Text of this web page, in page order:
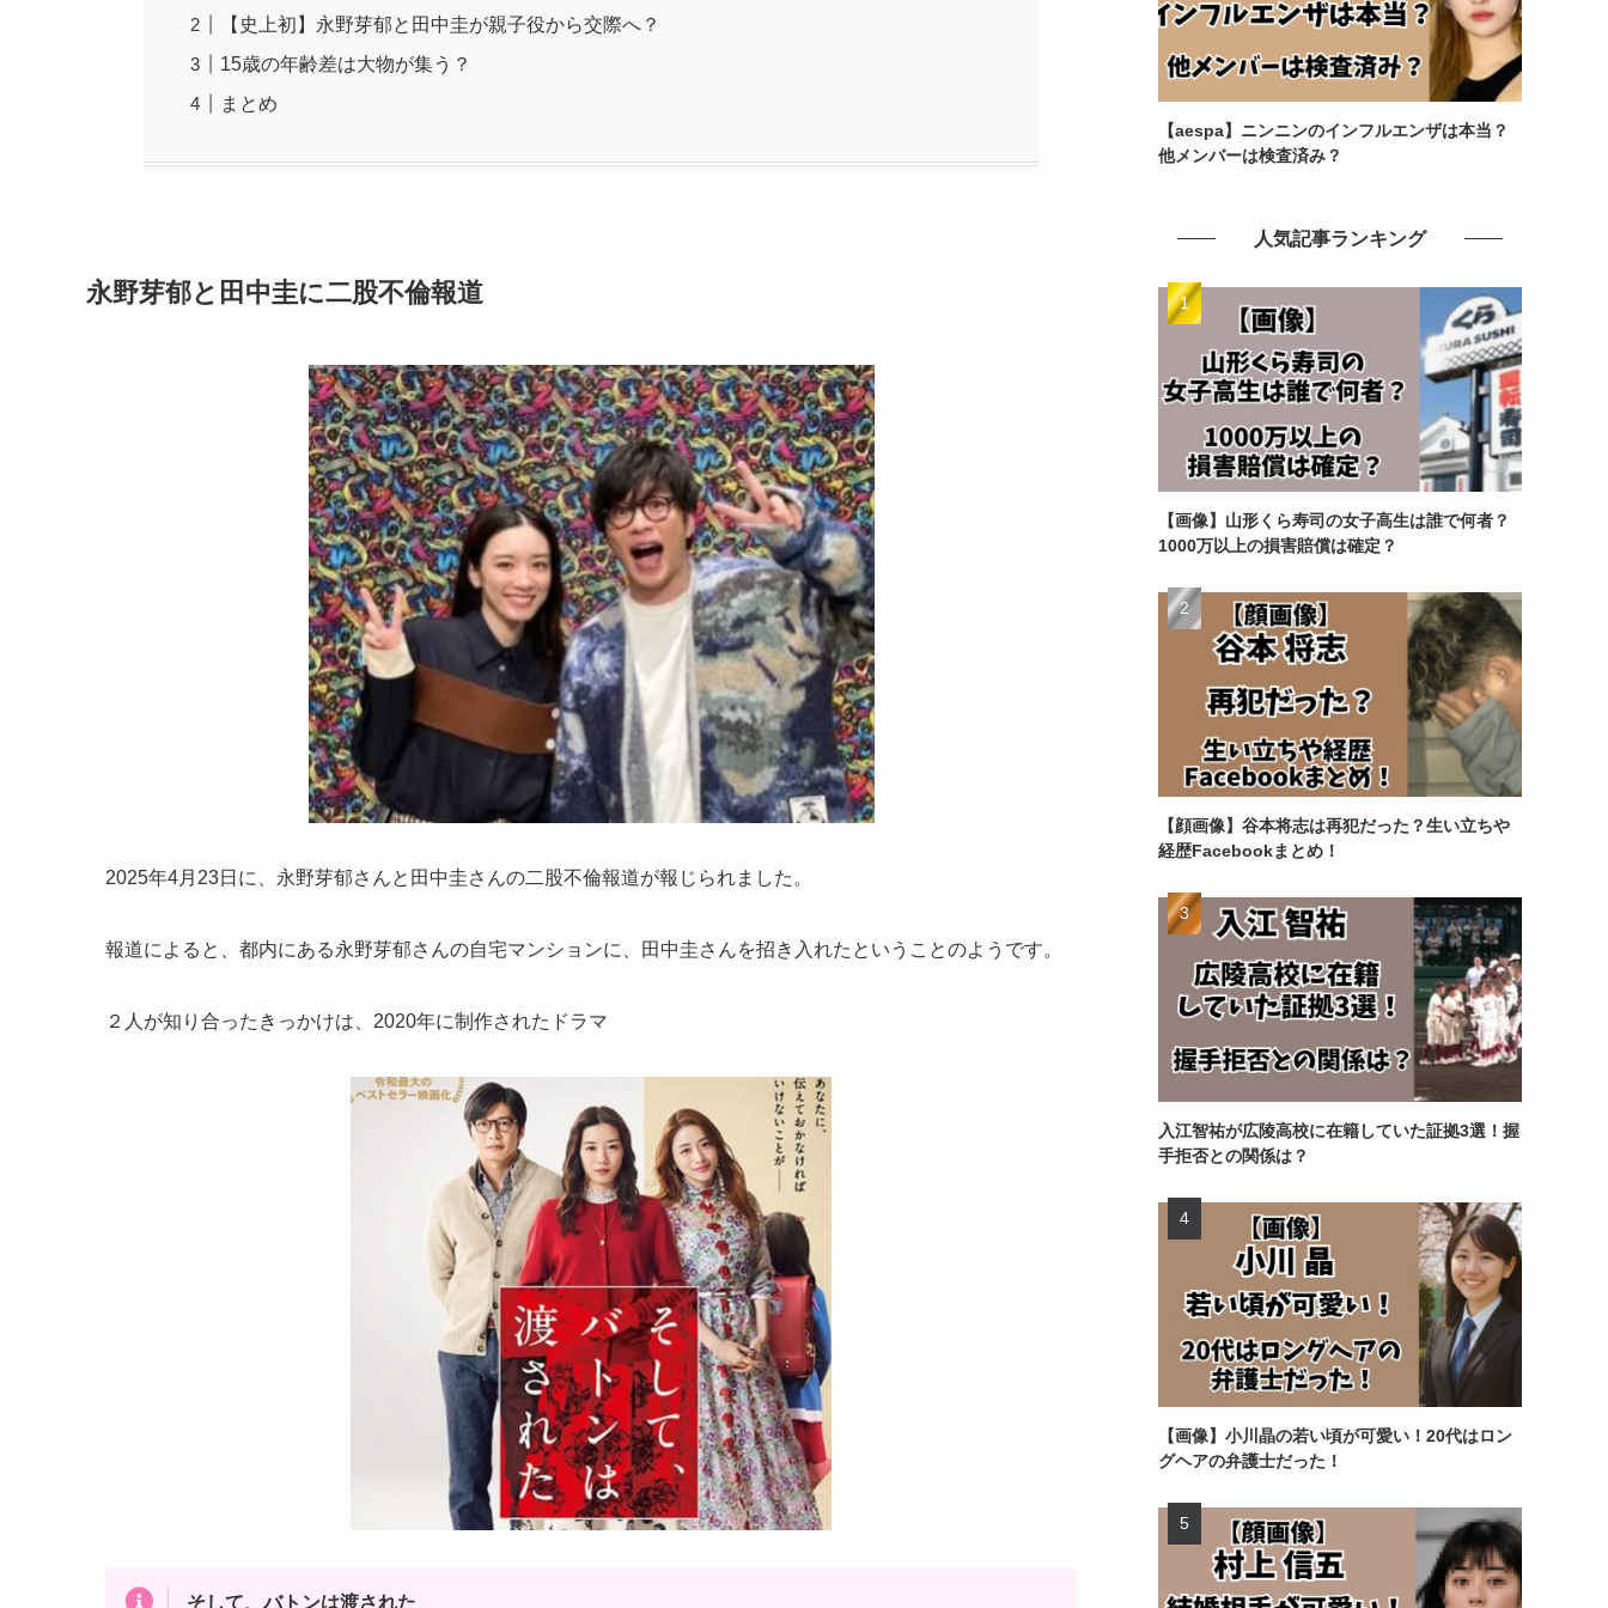
【史上初】永野芽郁と田中圭が親子役から交際へ？
15歳の年齢差は大物が集う？
まとめ
永野芽郁と田中圭に二股不倫報道
2025年4月23日に、永野芽郁さんと田中圭さんの二股不倫報道が報じられました。
報道によると、都内にある永野芽郁さんの自宅マンションに、田中圭さんを招き入れたということのようです。
２人が知り合ったきっかけは、2020年に制作されたドラマ
そして、バトンは渡された
【aespa】ニンニンのインフルエンザは本当？
他メンバーは検査済み？
人気記事ランキング
【画像】山形くら寿司の女子高生は誰で何者？
1000万以上の損害賠償は確定？
【顔画像】谷本将志は再犯だった？生い立ちや
経歴Facebookまとめ！
入江智祐が広陵高校に在籍していた証拠3選！握
手拒否との関係は？
【画像】小川晶の若い頃が可愛い！20代はロン
グヘアの弁護士だった！